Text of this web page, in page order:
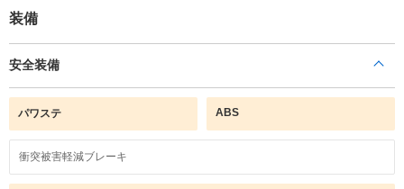
装備
安全装備
パワステ ABS
衝突被害軽減ブレーキ